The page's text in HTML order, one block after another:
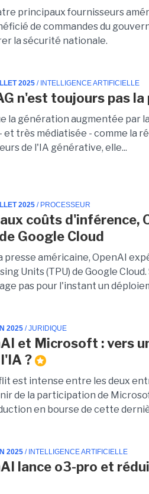
principaux fournisseurs
de commandes du
la sécurité nationale.
2025 / INTELLIGENCE ARTIFICIELLE
n'est toujours pas la
la génération augmentée par
et très médiatisée - comme la
de l'IA générative, elle...
2025 / PROCESSEUR
aux coûts d'inférence,
Google Cloud
presse américaine, OpenAI
Units (TPU) de Google
pas pour l'instant un
2025 / JURIDIQUE
et Microsoft : vers
?
est intense entre les deux
de la participation de
en bourse de cette
2025 / INTELLIGENCE ARTIFICIELLE
lance o3-pro et